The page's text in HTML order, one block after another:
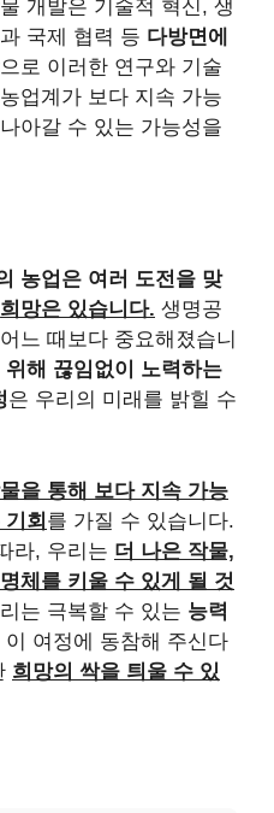
개발은 기술적 혁신, 생
국제 협력 등 다방면에
로 이러한 연구와 기술
업계가 보다 지속 가능
아갈 수 있는 가능성을
농업은 여러 도전을 맞
희망은 있습니다. 생명공
느 때보다 중요해졌습니
해 끊임없이 노력하는
은 우리의 미래를 밝힐 수
을 통해 보다 지속 가능
회 를 가질 수 있습니다.
라, 우리는 더 나은 작물,
체를 키울 수 있게 될 것
는 극복할 수 있는 능력
이 여정에 동참해 주신다
희망의 싹을 틔울 수 있